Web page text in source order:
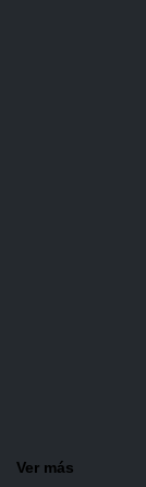
Ver más